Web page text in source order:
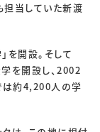
担当していた新渡
を開設。そして
を開設し、2002
は約4,200人の学